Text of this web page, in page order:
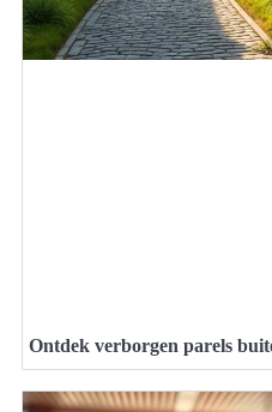
Ontdek verborgen parels